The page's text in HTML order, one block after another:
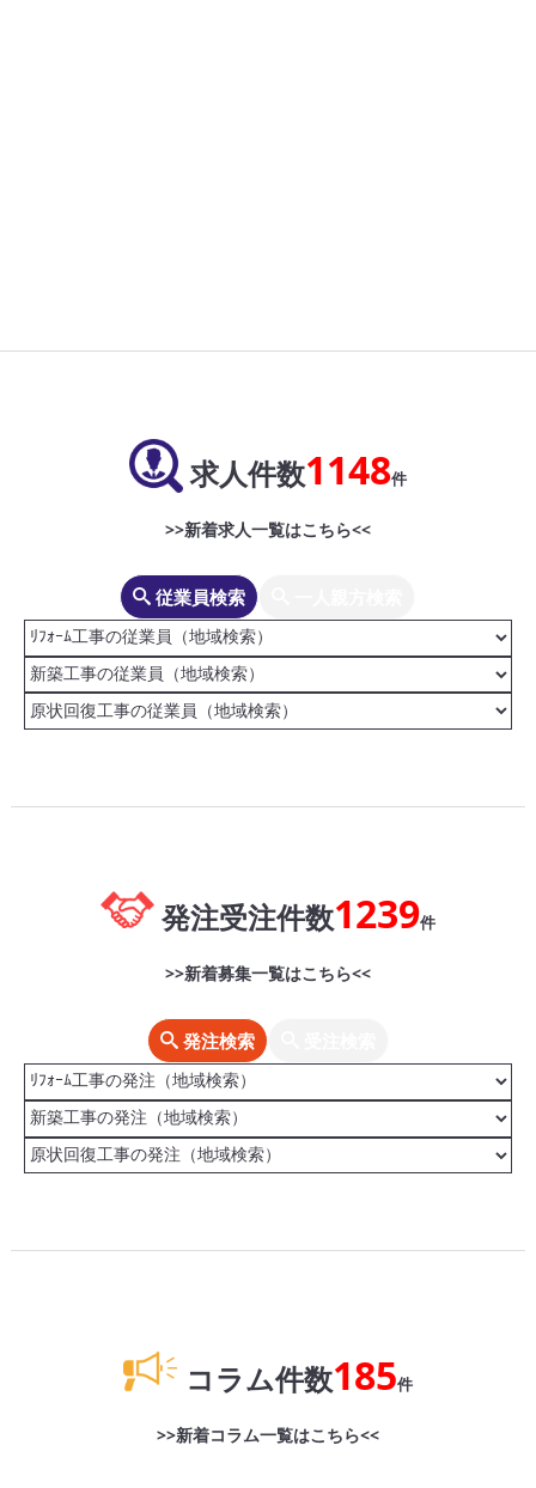
求人件数1148件
>>新着求人一覧はこちら<<
従業員検索
発注受注件数1239件
>>新着募集一覧はこちら<<
発注検索
コラム件数185件
>>新着コラム一覧はこちら<<